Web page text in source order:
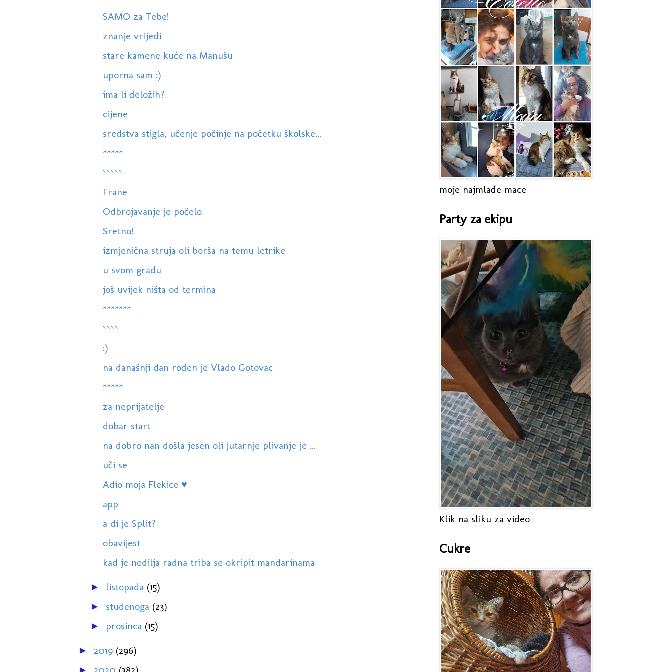
SAMO za Tebe!
znanje vrijedi
stare kamene kuće na Manušu
uporna sam :)
ima li đeložih?
cijene
sredstva stigla, učenje počinje na početku školske...
*****
*****
Frane
Odbrojavanje je počelo
Sretno!
izmjenična struja oli borša na temu letrike
u svom gradu
još uvijek ništa od termina
*******
****
:)
na današnji dan rođen je Vlado Gotovac
*****
za neprijatelje
dobar start
na dobro nan došla jesen oli jutarnje plivanje je ...
uči se
Adio moja Flekice ♥
app
a di je Split?
obavijest
kad je nedilja radna triba se okripit mandarinama
► listopada (15)
► studenoga (23)
► prosinca (15)
► 2019 (296)
moje najmlađe mace
Party za ekipu
Klik na sliku za video
Cukre